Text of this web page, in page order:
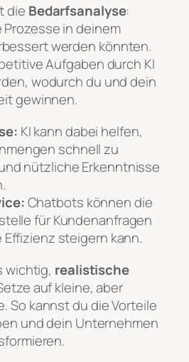
die Bedarfsanalyse:
in deinem
werden könnten.
Aufgaben durch KI
wodurch du und dein
gewinnen.
KI kann dabei helfen,
schnell zu
nützliche Erkenntnisse
Chatbots können die
für Kundenanfragen
Effizienz steigern kann.
wichtig, realistische
auf kleine, aber
So kannst du die Vorteile
und dein Unternehmen